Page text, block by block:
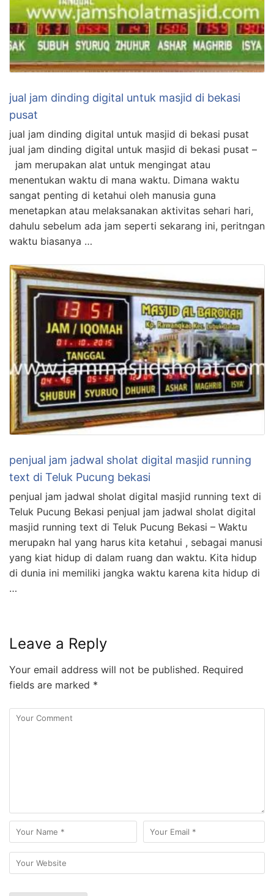
jual jam dinding digital untuk masjid di bekasi
pusat
jual jam dinding digital untuk masjid di bekasi pusat
jual jam dinding digital untuk masjid di bekasi pusat –
jam merupakan alat untuk mengingat atau
menentukan waktu di mana waktu. Dimana waktu
sangat penting di ketahui oleh manusia guna
menetapkan atau melaksanakan aktivitas sehari hari,
dahulu sebelum ada jam seperti sekarang ini, peritngan
waktu biasanya …
penjual jam jadwal sholat digital masjid running
text di Teluk Pucung bekasi
penjual jam jadwal sholat digital masjid running text di
Teluk Pucung Bekasi penjual jam jadwal sholat digital
masjid running text di Teluk Pucung Bekasi – Waktu
merupakn hal yang harus kita ketahui , sebagai manusi
yang kiat hidup di dalam ruang dan waktu. Kita hidup
di dunia ini memiliki jangka waktu karena kita hidup di
…
Leave a Reply
Your email address will not be published. Required
fields are marked *